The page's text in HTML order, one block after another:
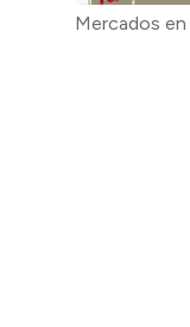
Mercados